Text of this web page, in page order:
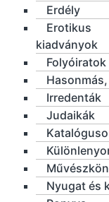
Erdély
Erotikus
kiadványok
Folyóiratok
Irredenták
Judaikák
Nyugat és